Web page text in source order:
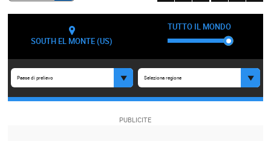
SOUTH EL MONTE (US)
TUTTO IL MONDO
Paese di prelievo Seleziona regione